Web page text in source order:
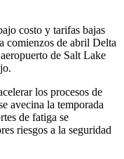
costo y tarifas bajas
comienzos de abril Delta
de Salt Lake
los procesos de
avecina la temporada
de fatiga se
riesgos a la seguridad